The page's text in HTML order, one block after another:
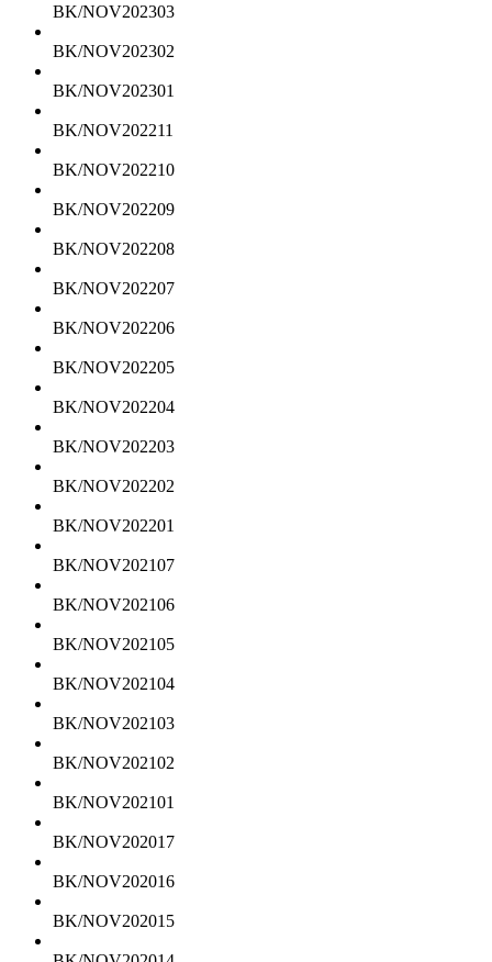
BK/NOV202303
BK/NOV202302
BK/NOV202301
BK/NOV202211
BK/NOV202210
BK/NOV202209
BK/NOV202208
BK/NOV202207
BK/NOV202206
BK/NOV202205
BK/NOV202204
BK/NOV202203
BK/NOV202202
BK/NOV202201
BK/NOV202107
BK/NOV202106
BK/NOV202105
BK/NOV202104
BK/NOV202103
BK/NOV202102
BK/NOV202101
BK/NOV202017
BK/NOV202016
BK/NOV202015